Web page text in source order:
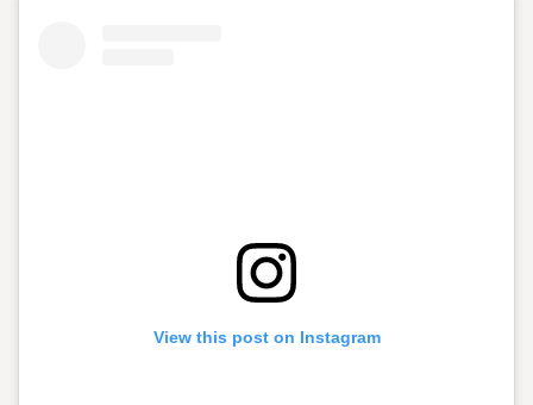
View this post on Instagram